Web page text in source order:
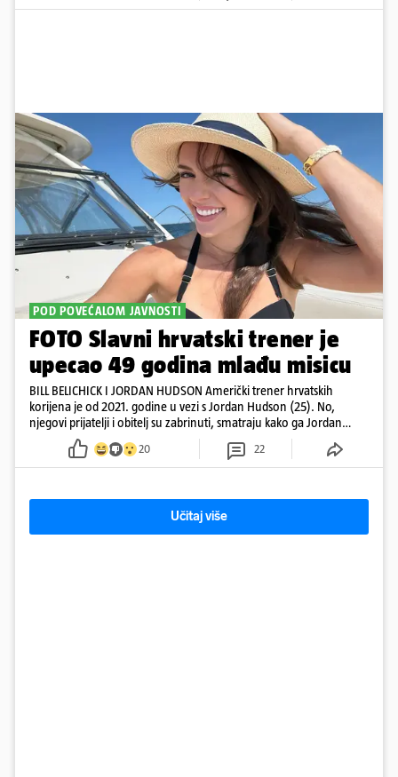
POD POVEĆALOM JAVNOSTI
FOTO Slavni hrvatski trener je
upecao 49 godina mlađu misicu
BILL BELICHICK I JORDAN HUDSON Američki trener hrvatskih
korijena je od 2021. godine u vezi s Jordan Hudson (25). No,
njegovi prijatelji i obitelj su zabrinuti, smatraju kako ga Jordan
kontrolira
20 22
Učitaj više